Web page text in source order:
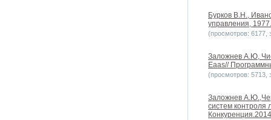
Бурков В.Н.,
управления,
(просмотров: 6177,
Заложнев А.Ю,
Eaas//
(просмотров: 5713,
Заложнев
систем